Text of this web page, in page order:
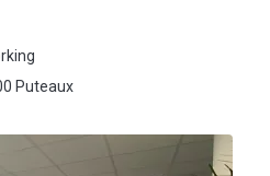
92800 Puteaux